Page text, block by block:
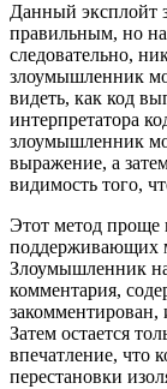
Данный эксплойт
правильным, но
следовательно,
злоумышленник
видеть, как код
интерпретатора
злоумышленник
выражение, а
видимость того,
Этот метод проще
поддерживающих
Злоумышленник
комментария,
закомментирован,
Затем остается
впечатление, что
перестановки